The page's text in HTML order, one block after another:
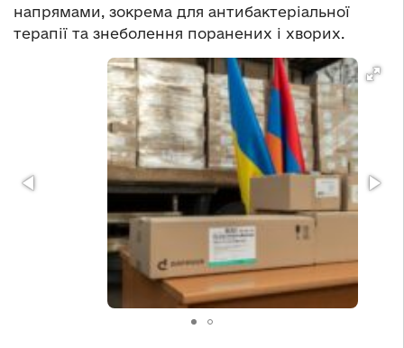
напрямами, зокрема для антибактеріальної
терапії та знеболення поранених і хворих.